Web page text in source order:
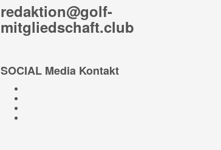
redaktion@golf-
mitgliedschaft.club
SOCIAL Media Kontakt